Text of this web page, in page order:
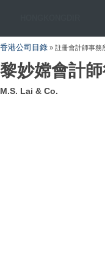
香港公司目錄 » 註冊會計師事務
黎妙嫦會計
M.S. Lai & Co.